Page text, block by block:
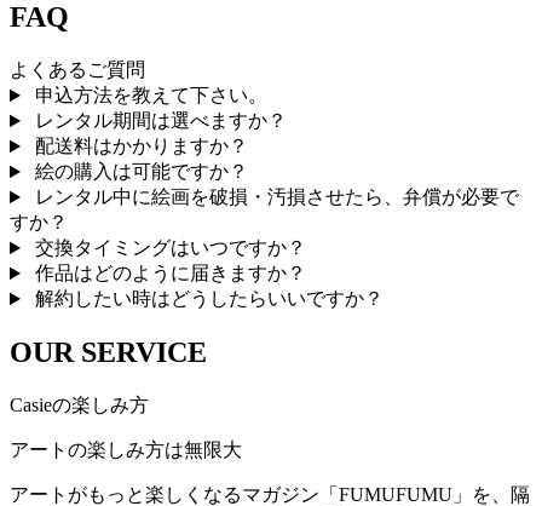
FAQ
よくあるご質問
申込方法を教えて下さい。
レンタル期間は選べますか？
配送料はかかりますか？
絵の購入は可能ですか？
レンタル中に絵画を破損・汚損させたら、弁償が必要で
すか？
交換タイミングはいつですか？
作品はどのように届きますか？
解約したい時はどうしたらいいですか？
OUR SERVICE
Casieの楽しみ方
アートの楽しみ方は無限大
アートがもっと楽しくなるマガジン「FUMUFUMU」を、隔